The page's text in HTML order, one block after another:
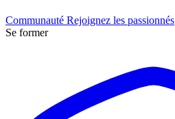
Communauté Rejoignez les passionnés
Se former